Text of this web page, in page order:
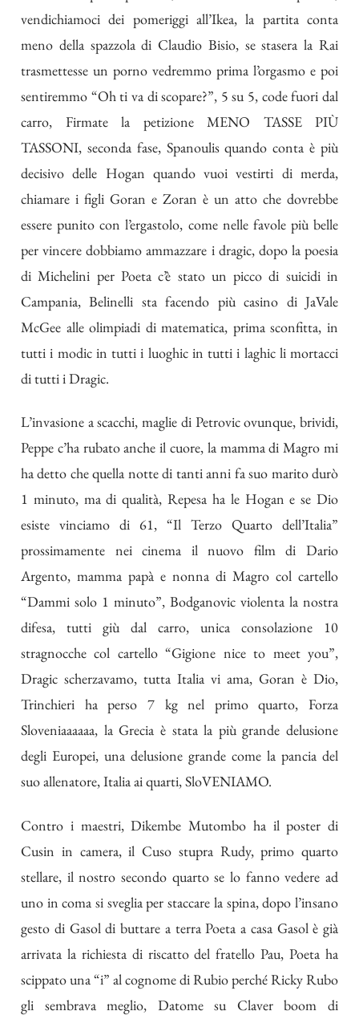
vendichiamoci dei pomeriggi all’Ikea, la partita conta
meno della spazzola di Claudio Bisio, se stasera la Rai
trasmettesse un porno vedremmo prima l’orgasmo e poi
sentiremmo “Oh ti va di scopare?”, 5 su 5, code fuori dal
carro, Firmate la petizione MENO TASSE PIÙ
TASSONI, seconda fase, Spanoulis quando conta è più
decisivo delle Hogan quando vuoi vestirti di merda,
chiamare i figli Goran e Zoran è un atto che dovrebbe
essere punito con l’ergastolo, come nelle favole più belle
per vincere dobbiamo ammazzare i dragic, dopo la poesia
di Michelini per Poeta c’è stato un picco di suicidi in
Campania, Belinelli sta facendo più casino di JaVale
McGee alle olimpiadi di matematica, prima sconfitta, in
tutti i modic in tutti i luoghic in tutti i laghic li mortacci
di tutti i Dragic.
L’invasione a scacchi, maglie di Petrovic ovunque, brividi,
Peppe c’ha rubato anche il cuore, la mamma di Magro mi
ha detto che quella notte di tanti anni fa suo marito durò
1 minuto, ma di qualità, Repesa ha le Hogan e se Dio
esiste vinciamo di 61, “Il Terzo Quarto dell’Italia”
prossimamente nei cinema il nuovo film di Dario
Argento, mamma papà e nonna di Magro col cartello
“Dammi solo 1 minuto”, Bodganovic violenta la nostra
difesa, tutti giù dal carro, unica consolazione 10
stragnocche col cartello “Gigione nice to meet you”,
Dragic scherzavamo, tutta Italia vi ama, Goran è Dio,
Trinchieri ha perso 7 kg nel primo quarto, Forza
Sloveniaaaaaa, la Grecia è stata la più grande delusione
degli Europei, una delusione grande come la pancia del
suo allenatore, Italia ai quarti, SloVENIAMO.
Contro i maestri, Dikembe Mutombo ha il poster di
Cusin in camera, il Cuso stupra Rudy, primo quarto
stellare, il nostro secondo quarto se lo fanno vedere ad
uno in coma si sveglia per staccare la spina, dopo l’insano
gesto di Gasol di buttare a terra Poeta a casa Gasol è già
arrivata la richiesta di riscatto del fratello Pau, Poeta ha
scippato una “i” al cognome di Rubio perché Ricky Rubo
gli sembrava meglio, Datome su Claver boom di